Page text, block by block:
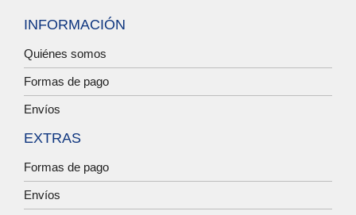
INFORMACIÓN
Quiénes somos
Formas de pago
Envíos
EXTRAS
Formas de pago
Envíos